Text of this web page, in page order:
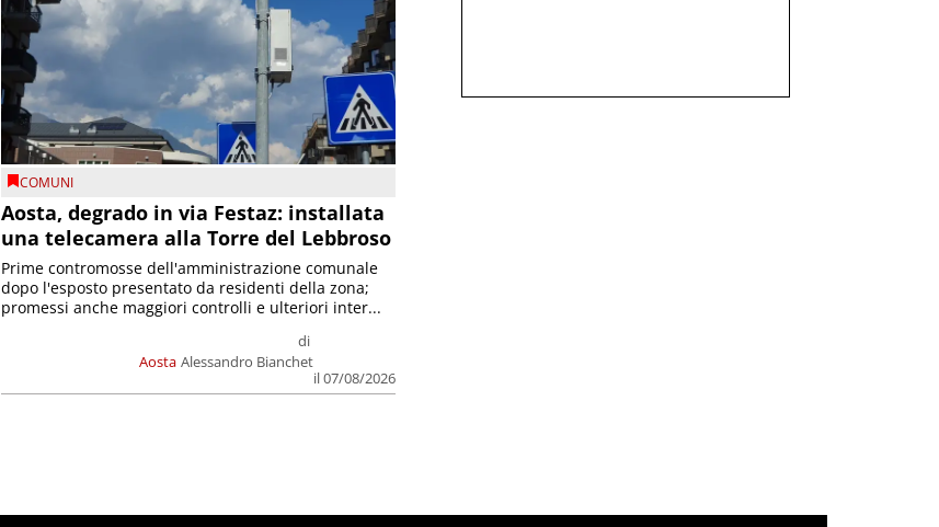
COMUNI
Aosta, degrado in via Festaz: installata
una telecamera alla Torre del Lebbroso
Aosta
di
Alessandro Bianchet
il 07/08/2026
Prime contromosse dell'amministrazione comunale
dopo l'esposto presentato da residenti della zona;
promessi anche maggiori controlli e ulteriori inter...